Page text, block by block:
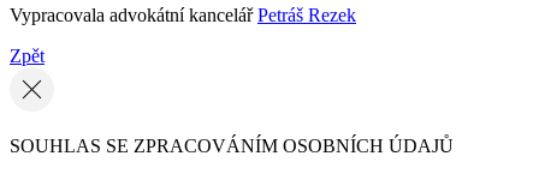
Vypracovala advokátní kancelářPetráš Rezek
Zpět
SOUHLAS SE ZPRACOVÁNÍM OSOBNÍCH ÚDAJŮ